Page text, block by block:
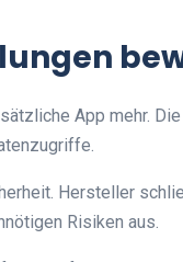
App mehr.
Hersteller
Risiken aus.